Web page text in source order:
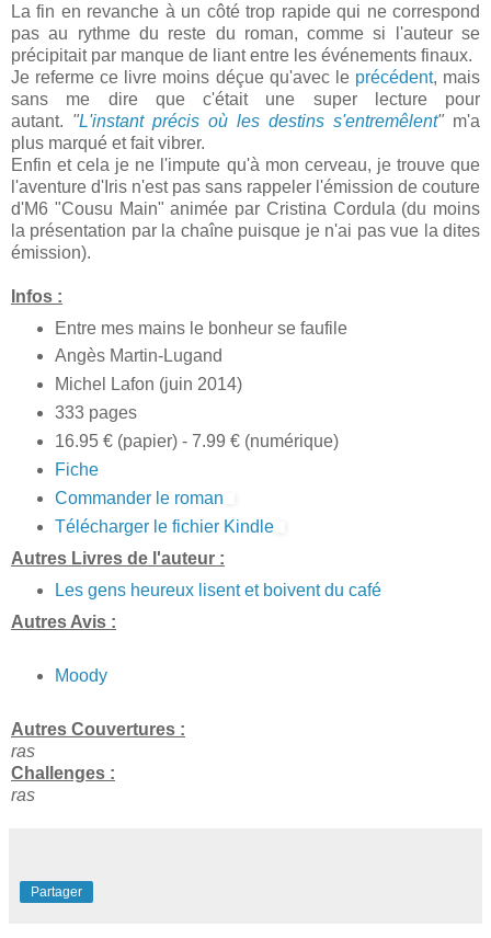
La fin en revanche à un côté trop rapide qui ne correspond
pas au rythme du reste du roman, comme si l'auteur se
précipitait par manque de liant entre les événements finaux.
Je referme ce livre moins déçue qu'avec le précédent, mais
sans me dire que c'était une super lecture pour
autant. "L'instant précis où les destins s'entremêlent" m'a
plus marqué et fait vibrer.
Enfin et cela je ne l'impute qu'à mon cerveau, je trouve que
l'aventure d'Iris n'est pas sans rappeler l'émission de couture
d'M6 "Cousu Main" animée par Cristina Cordula (du moins
la présentation par la chaîne puisque je n'ai pas vue la dites
émission).
Infos :
Entre mes mains le bonheur se faufile
Angès Martin-Lugand
Michel Lafon (juin 2014)
333 pages
16.95 € (papier) - 7.99 € (numérique)
Fiche
Commander le roman
Télécharger le fichier Kindle
Autres Livres de l'auteur :
Les gens heureux lisent et boivent du café
Autres Avis :
Moody
Autres Couvertures :
ras
Challenges :
ras
Partager